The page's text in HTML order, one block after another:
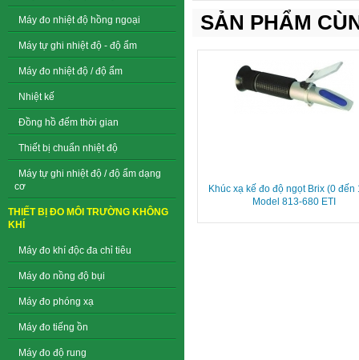
Máy đo nhiệt độ hồng ngoại
Máy tự ghi nhiệt độ - độ ẩm
Máy đo nhiệt độ / độ ẩm
Nhiệt kế
Đồng hồ đếm thời gian
Thiết bị chuẩn nhiệt độ
Máy tự ghi nhiệt độ / độ ẩm dạng
cơ
THIẾT BỊ ĐO MÔI TRƯỜNG KHÔNG
KHÍ
Máy đo khí độc đa chỉ tiêu
Máy đo nồng độ bụi
Máy đo phóng xạ
Máy đo tiếng ồn
Máy đo độ rung
SẢN PHẨM
Khúc xạ kế đo độ ngọt Brix (0 đến
Model 813-680 ETI